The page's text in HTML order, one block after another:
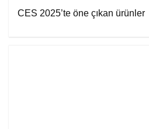
CES 2025’te öne çıkan ürünler